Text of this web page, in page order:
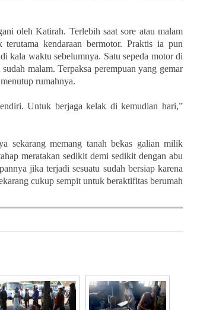
oleh Katirah. Terlebih saat sore atau malam
kendaraan bermotor. Praktis ia pun
kala waktu sebelumnya. Satu sepeda motor di
malam. Terpaksa perempuan yang gemar
rumahnya.
Untuk berjaga kelak di kemudian hari,”
sekarang memang tanah bekas galian milik
meratakan sedikit demi sedikit dengan abu
jika terjadi sesuatu sudah bersiap karena
cukup sempit untuk beraktifitas berumah